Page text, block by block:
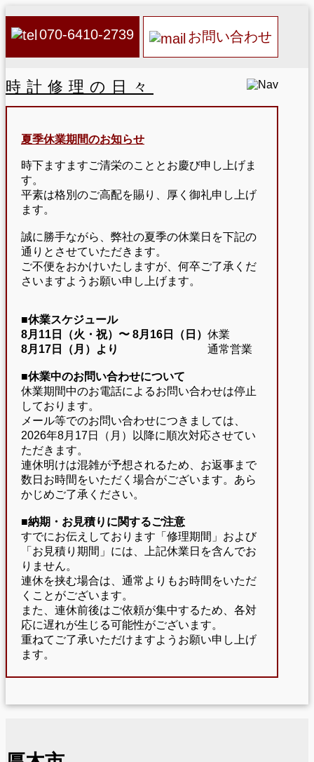
070-6410-2739 お問い合わせ
時計修理の日々
夏季休業期間のお知らせ
時下ますますご清栄のこととお慶び申し上げま
す。
平素は格別のご高配を賜り、厚く御礼申し上げ
ます。
誠に勝手ながら、弊社の夏季の休業日を下記の
通りとさせていただきます。
ご不便をおかけいたしますが、何卒ご了承くだ
さいますようお願い申し上げます。
■休業スケジュール
8月11日（火・祝）〜 8月16日（日） 休業
8月17日（月）より
通常営業
■休業中のお問い合わせについて
休業期間中のお電話によるお問い合わせは停止
しております。
メール等でのお問い合わせにつきましては、
2026年8月17日（月）以降に順次対応させてい
ただきます。
連休明けは混雑が予想されるため、お返事まで
数日お時間をいただく場合がございます。あら
かじめご了承ください。
■納期・お見積りに関するご注意
すでにお伝えしております「修理期間」および
「お見積り期間」には、上記休業日を含んでお
りません。
連休を挟む場合は、通常よりもお時間をいただ
くことがございます。
また、連休前後はご依頼が集中するため、各対
応に遅れが生じる可能性がございます。
重ねてご了承いただけますようお願い申し上げ
ます。